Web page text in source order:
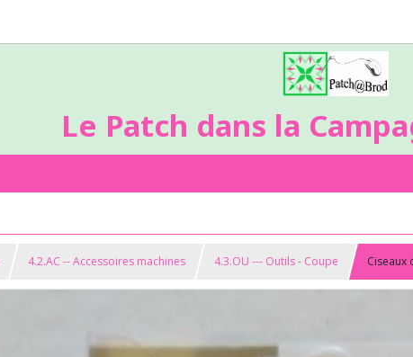
Le Patch dans la
4.2.AC -- Accessoires machines 4.3.OU --- Outils - Coupe Ciseaux